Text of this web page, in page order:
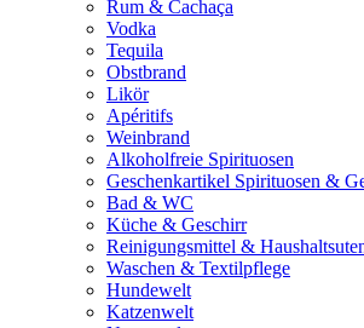
Rum & Cachaça
Vodka
Tequila
Obstbrand
Likör
Apéritifs
Weinbrand
Alkoholfreie Spirituosen
Geschenkartikel Spirituosen &
Bad & WC
Küche & Geschirr
Reinigungsmittel &
Waschen & Textilpflege
Hundewelt
Katzenwelt